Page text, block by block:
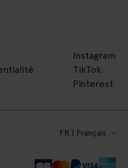
Instagram
TikTok
Pinterest
FR | Français